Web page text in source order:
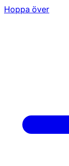
Hoppa över